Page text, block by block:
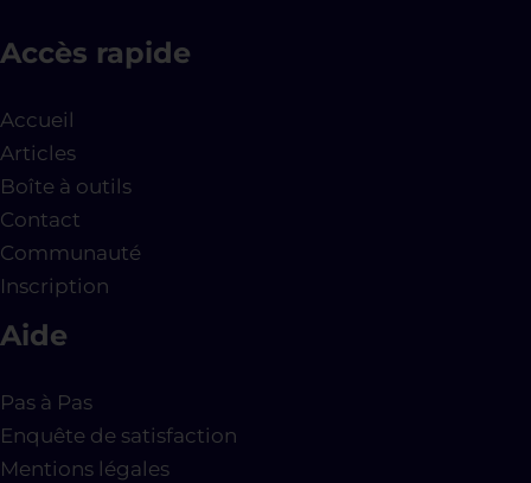
Accès rapide
Accueil
Articles
Boîte à outils
Contact
Communauté
Inscription
Aide
Pas à Pas
Enquête de satisfaction
Mentions légales